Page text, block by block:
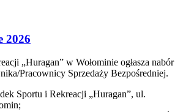
2026
„Huragan” w Wołominie ogłasza nabór
Pracownicy Sprzedaży Bezpośredniej.
Sportu i Rekreacji „Huragan”, ul.